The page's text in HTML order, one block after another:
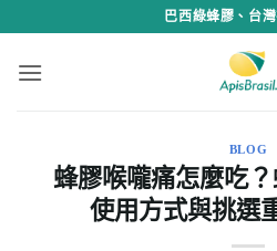
content
巴西綠蜂膠、台
BLOG
蜂膠喉嚨痛怎麼吃
使用方式與挑選